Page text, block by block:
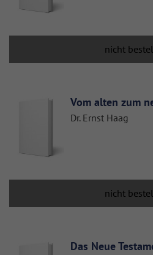
nicht
Vom alten zum
Dr. Ernst Haag
nicht
Das Neue